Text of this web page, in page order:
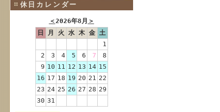
休日カレンダー
＜2026年8月 ＞
日
月 火 水 木 金 土
1
2
3 4 5 6 7
8
9 10 11 12 13 14 15
16 17 18 19 20 21 22
23 24 25 26 27 28 29
30 31